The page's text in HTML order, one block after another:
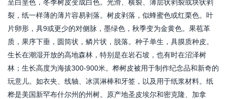
至白垩色，冬季树皮变成白色。光滑、横裂、薄层状剥裂或块状剥
裂，纸一样薄的薄片容易剥落。树皮剥落，似蜂蜜色或红栗色。叶
片卵形，具9或更少的对侧脉，墨绿色，秋季变为金黄色。果苞革
质，果序下垂，圆筒状，鳞片状，脱落。种子单生，具膜质种皮。
生长在潮湿开放的高地森林，特别是在岩石坡，也有时在沼泽树
林；生长高度为海拔300-900米。桦树皮被用于制作纪念品和新奇的
玩意儿。如衣夹、线轴、冰淇淋棒和牙签，以及用于纸浆材料。纸
桦是美国新罕布什尔州的州树。原产地圣皮埃尔和密克隆、加拿